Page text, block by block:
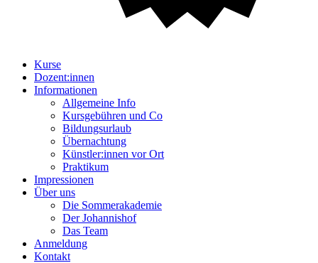
Kurse
Dozent:innen
Informationen
Allgemeine Info
Kursgebühren und Co
Bildungsurlaub
Übernachtung
Künstler:innen vor Ort
Praktikum
Impressionen
Über uns
Die Sommerakademie
Der Johannishof
Das Team
Anmeldung
Kontakt